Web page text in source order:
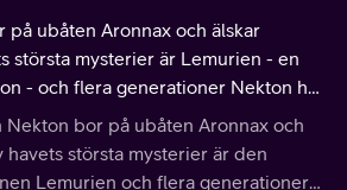
på ubåten Aronnax och älskar
största mysterier är Lemurien - en
- och flera generationer Nekton har
värld.
Nekton bor på ubåten Aronnax och
havets största mysterier är den
Lemurien och flera generationer